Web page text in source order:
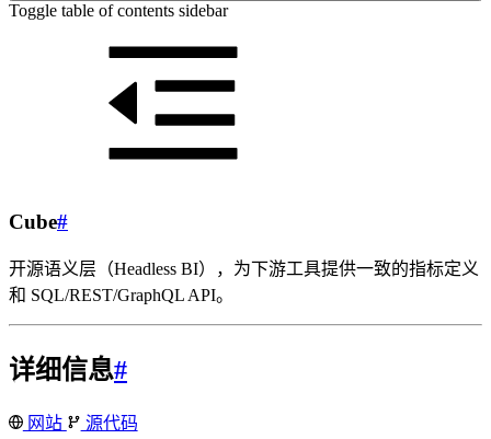
Toggle table of contents sidebar
Cube#
开源语义层（Headless BI），为下游工具提供一致的指标定义
和 SQL/REST/GraphQL API。
详细信息#
网站 源代码